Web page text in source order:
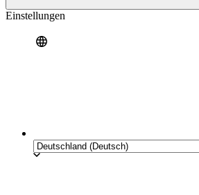
Einstellungen